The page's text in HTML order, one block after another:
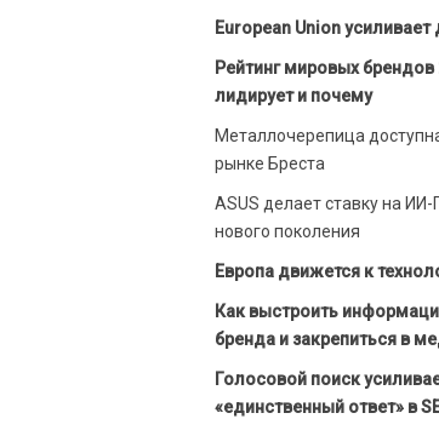
European Union
Рейтинг мировых брендов
лидирует и почему
Металлочерепица
рынке Бреста
ASUS делает ставку на
нового поколения
Европа движется к
Как выстроить
бренда и закрепиться в
Голосовой поиск
«единственный ответ» в